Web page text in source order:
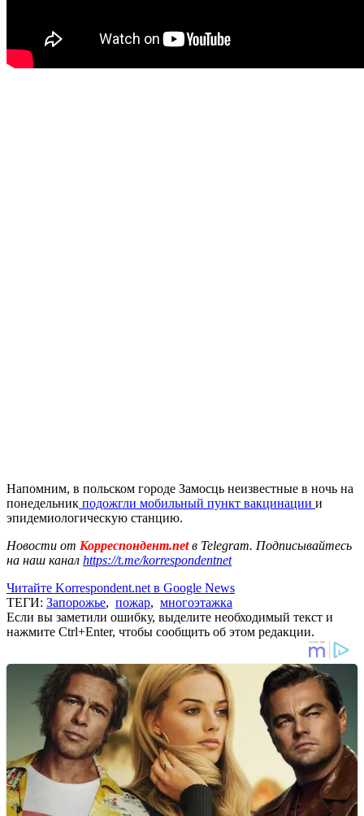
Напомним, в польском городе Замосць неизвестные в ночь на
понедельник подожгли мобильный пункт вакцинации и
эпидемиологическую станцию.
Новости от Корреспондент.netв Telegram. Подписывайтесь
на наш канал https://t.me/korrespondentnet
Читайте Korrespondent.net в Google News
ТЕГИ: Запорожье, пожар, многоэтажка
Если вы заметили ошибку, выделите необходимый текст и
нажмите Ctrl+Enter, чтобы сообщить об этом редакции.